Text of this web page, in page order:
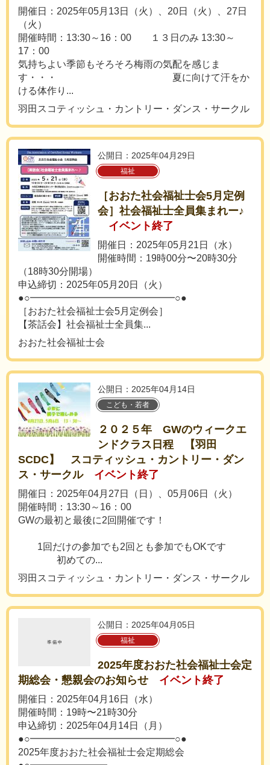
開催日：2025年05月13日（火）、20日（火）、27日
（火）
開催時間：13:30～16：00 １３日のみ 13:30～
17：00
気持ちよい季節もそろそろ梅雨の気配を感じま
す・・・ 夏に向けて汗をか
ける体作り...
羽田スコティッシュ・カントリー・ダンス・サークル
公開日：2025年04月29日
福祉
［おおた社会福祉士会5月定例
会］社会福祉士全員集まれー♪
イベント終了
開催日：2025年05月21日（水）
開催時間：19時00分〜20時30分
（18時30分開場）
申込締切：2025年05月20日（火）
●○━━━━━━━━━━━━━━━○●
［おおた社会福祉士会5月定例会］
【茶話会】社会福祉士全員集...
おおた社会福祉士会
公開日：2025年04月14日
こども・若者
２０２５年 GWのウィークエ
ンドクラス日程 【羽田
SCDC】 スコティッシュ・カントリー・ダン
ス・サークル
イベント終了
開催日：2025年04月27日（日）、05月06日（火）
開催時間：13:30～16：00
GWの最初と最後に2回開催です！
1回だけの参加でも2回とも参加でもOKです
初めての...
羽田スコティッシュ・カントリー・ダンス・サークル
公開日：2025年04月05日
福祉
2025年度おおた社会福祉士会定
期総会・懇親会のお知らせ
イベント終了
開催日：2025年04月16日（水）
開催時間：19時〜21時30分
申込締切：2025年04月14日（月）
●○━━━━━━━━━━━━━━━○●
2025年度おおた社会福祉士会定期総会